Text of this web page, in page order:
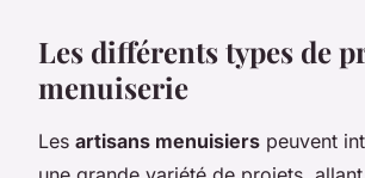
Les différents types de
menuiserie
Les artisans menuisiers peuvent